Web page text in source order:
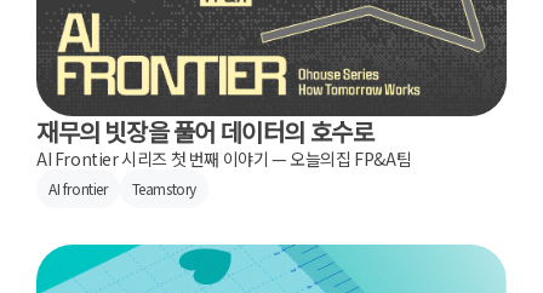
재무의 빗장을 풀어 데이터의 호수로
AI Frontier 시리즈 첫 번째 이야기 — 오늘의집 FP&A팀
AI frontier Teamstory